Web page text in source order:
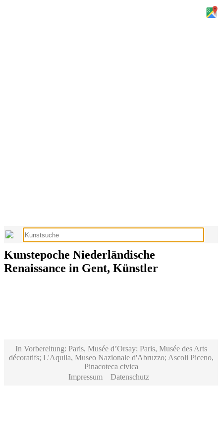
Kunstepoche Niederländische
Renaissance in Gent, Künstler
In Vorbereitung: Paris, Musée d’Orsay; Paris, Musée des Arts
décoratifs; L'Aquila, Museo Nazionale d'Abruzzo; Ascoli Piceno,
Pinacoteca civica
Impressum
Datenschutz